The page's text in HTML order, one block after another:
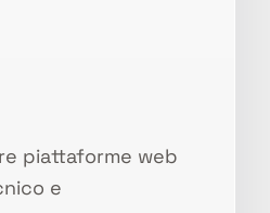
piattaforme web
e